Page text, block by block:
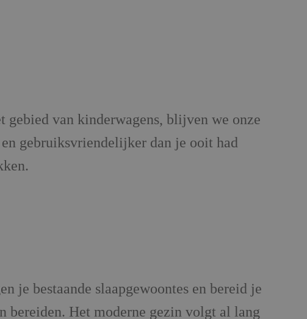
gebied van kinderwagens, blijven we onze
gebruiksvriendelijker dan je ooit had
je bestaande slaapgewoontes en bereid je
bereiden. Het moderne gezin volgt al lang